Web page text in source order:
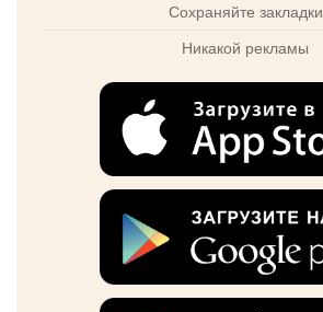
Сохраняйте закладки
Никакой рекламы